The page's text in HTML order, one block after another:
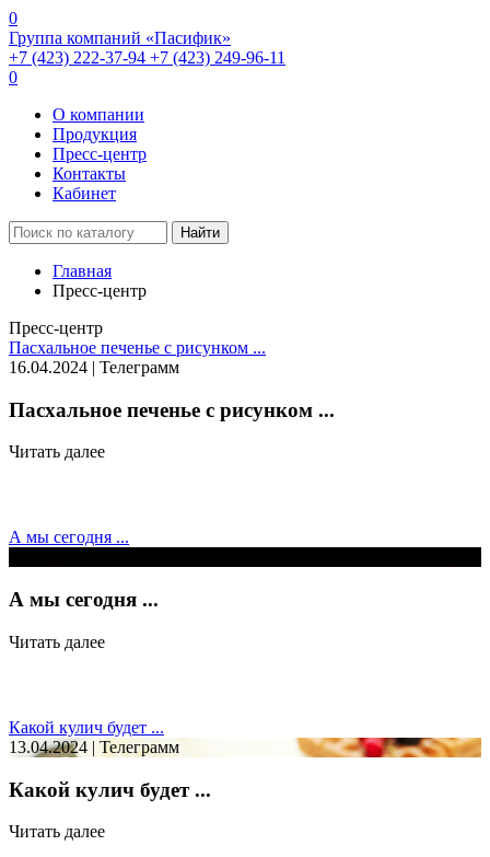
0
Группа компаний «Пасифик»
+7 (423) 222-37-94 +7 (423) 249-96-11
0
О компании
Продукция
Пресс-центр
Контакты
Кабинет
Найти
Главная
Пресс-центр
Пресс-центр
Пасхальное печенье с рисунком ...
16.04.2024 | Телеграмм
Пасхальное печенье с рисунком ...
Читать далее
А мы сегодня ...
А мы сегодня ...
Читать далее
Какой кулич будет ...
13.04.2024 | Телеграмм
Какой кулич будет ...
Читать далее